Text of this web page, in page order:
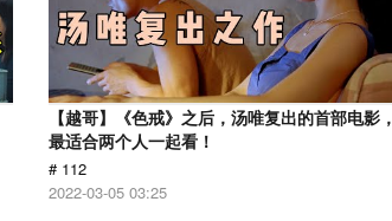
【越哥】《色戒》之后，汤唯复出的首部电影，
最适合两个人一起看！
# 112
2022-03-05 03:25